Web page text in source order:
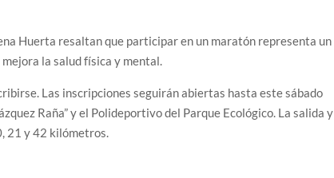
Huerta resaltan que participar en un maratón representa un
la salud física y mental.
Las inscripciones seguirán abiertas hasta este sábado
Raña” y el Polideportivo del Parque Ecológico. La salida y
21 y 42 kilómetros.